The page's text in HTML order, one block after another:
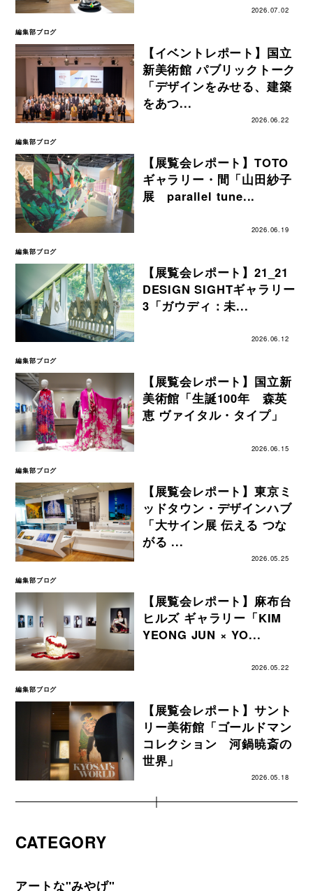
2026.07.02
編集部ブログ
【イベントレポート】国立
新美術館 パブリックトーク
「デザインをみせる、建築
をあつ...
2026.06.22
編集部ブログ
【展覧会レポート】TOTO
ギャラリー・間「山田紗子
展 parallel tune...
2026.06.19
編集部ブログ
【展覧会レポート】21_21
DESIGN SIGHTギャラリー
3「ガウディ：未...
2026.06.12
編集部ブログ
【展覧会レポート】国立新
美術館「生誕100年 森英
恵 ヴァイタル・タイプ」
2026.06.15
編集部ブログ
【展覧会レポート】東京ミ
ッドタウン・デザインハブ
「大サイン展 伝える つな
がる ...
2026.05.25
編集部ブログ
【展覧会レポート】麻布台
ヒルズ ギャラリー「KIM
YEONG JUN × YO...
2026.05.22
編集部ブログ
【展覧会レポート】サント
リー美術館「ゴールドマン
コレクション 河鍋暁斎の
世界」
2026.05.18
CATEGORY
アートな"みやげ"